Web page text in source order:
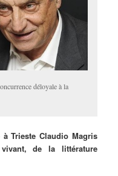
déloyale à la
Trieste Claudio Magris
de la littérature